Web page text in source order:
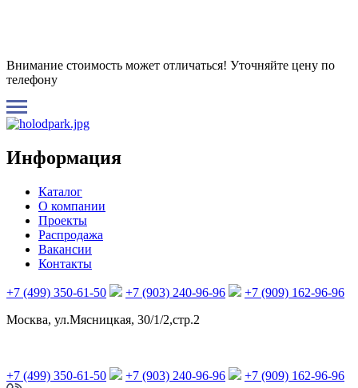
Внимание стоимость может отличаться! Уточняйте цену по
телефону
Информация
Каталог
О компании
Проекты
Распродажа
Вакансии
Контакты
+7 (499) 350-61-50 +7 (903) 240-96-96
+7 (909) 162-96-96
Москва, ул.Мясницкая, 30/1/2,стр.2
+7 (499) 350-61-50 +7 (903) 240-96-96 +7 (909) 162-96-96